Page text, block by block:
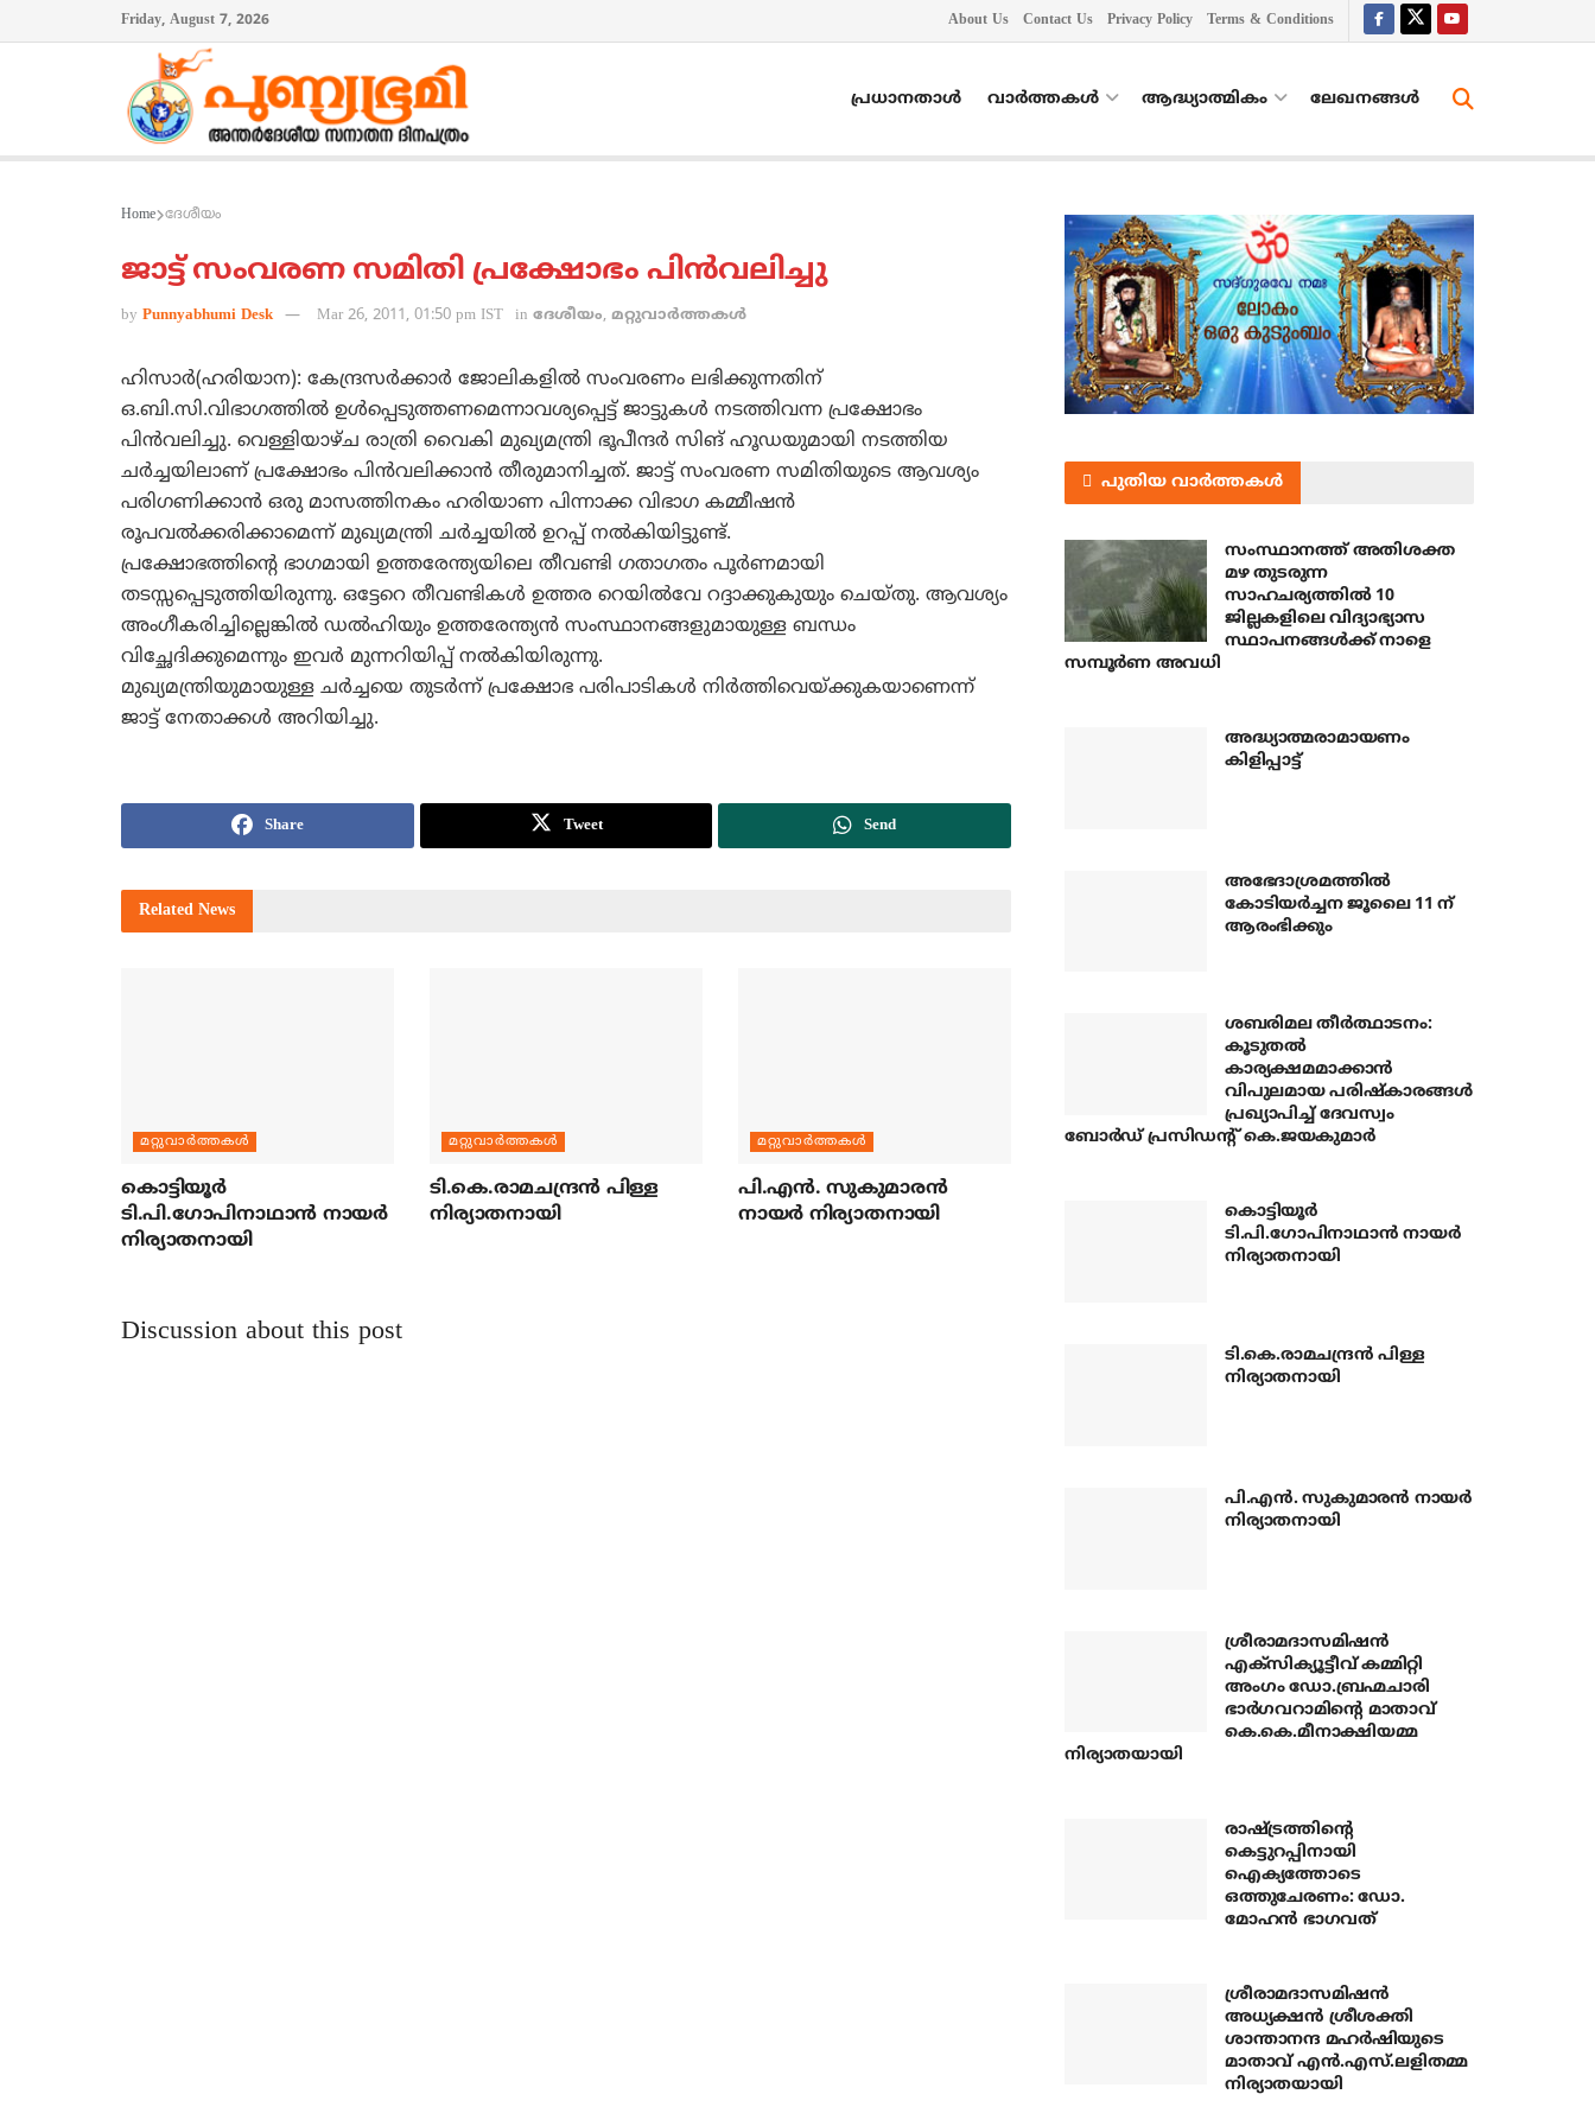
Friday, August 7, 2026 About Us Contact Us Privacy Policy Terms & Conditions
പ്രധാനതാൾ വാർത്തകൾ ആദ്ധ്യാത്മികം ലേഖനങ്ങള്‍
Home ദേശീയം
ജാട്ട് സംവരണ സമിതി പ്രക്ഷോഭം പിന്‍വലിച്ചു
by Punnyabhumi Desk Mar 26, 2011, 01:50 pm IST in ദേശീയം, മറ്റുവാര്‍ത്തകള്‍
ഹിസാര്‍(ഹരിയാന): കേന്ദ്രസര്‍ക്കാര്‍ ജോലികളില്‍ സംവരണം ലഭിക്കുന്നതിന്
ഒ.ബി.സി.വിഭാഗത്തില്‍ ഉള്‍പ്പെടുത്തണമെന്നാവശ്യപ്പെട്ട് ജാട്ടുകള്‍ നടത്തിവന്ന പ്രക്ഷോഭം
പിന്‍വലിച്ചു. വെള്ളിയാഴ്ച രാത്രി വൈകി മുഖ്യമന്ത്രി ഭൂപീന്ദര്‍ സിങ് ഹൂഡയുമായി നടത്തിയ
ചര്‍ച്ചയിലാണ് പ്രക്ഷോഭം പിന്‍വലിക്കാന്‍ തീരുമാനിച്ചത്. ജാട്ട് സംവരണ സമിതിയുടെ ആവശ്യം
പരിഗണിക്കാന്‍ ഒരു മാസത്തിനകം ഹരിയാണ പിന്നാക്ക വിഭാഗ കമ്മീഷന്‍
രൂപവല്‍ക്കരിക്കാമെന്ന് മുഖ്യമന്ത്രി ചര്‍ച്ചയില്‍ ഉറപ്പ് നല്‍കിയിട്ടുണ്ട്.
പ്രക്ഷോഭത്തിന്റെ ഭാഗമായി ഉത്തരേന്ത്യയിലെ തീവണ്ടി ഗതാഗതം പൂര്‍ണമായി
തടസ്സപ്പെടുത്തിയിരുന്നു. ഒട്ടേറെ തീവണ്ടികള്‍ ഉത്തര റെയില്‍വേ റദ്ദാക്കുകുയും ചെയ്തു. ആവശ്യം
അംഗീകരിച്ചില്ലെങ്കില്‍ ഡല്‍ഹിയും ഉത്തരേന്ത്യന്‍ സംസ്ഥാനങ്ങളുമായുള്ള ബന്ധം
വിച്ഛേദിക്കുമെന്നും ഇവര്‍ മുന്നറിയിപ്പ് നല്‍കിയിരുന്നു.
മുഖ്യമന്ത്രിയുമായുള്ള ചര്‍ച്ചയെ തുടര്‍ന്ന് പ്രക്ഷോഭ പരിപാടികള്‍ നിര്‍ത്തിവെയ്ക്കുകയാണെന്ന്
ജാട്ട് നേതാക്കള്‍ അറിയിച്ചു.
Share Tweet Send
Related News
മറ്റുവാര്‍ത്തകള്‍
കൊട്ടിയൂര്‍
ടി.പി.ഗോപിനാഥാന്‍ നായര്‍
നിര്യാതനായി
മറ്റുവാര്‍ത്തകള്‍
ടി.കെ.രാമചന്ദ്രന്‍ പിള്ള
നിര്യാതനായി
മറ്റുവാര്‍ത്തകള്‍
പി.എന്‍. സുകുമാരന്‍
നായര്‍ നിര്യാതനായി
Discussion about this post
പുതിയ വാർത്തകൾ
സംസ്ഥാനത്ത് അതിശക്ത
മഴ തുടരുന്ന
സാഹചര്യത്തിൽ 10
ജില്ലകളിലെ വിദ്യാഭ്യാസ
സ്ഥാപനങ്ങൾക്ക് നാളെ
സമ്പൂർണ അവധി
അദ്ധ്യാത്മരാമായണം
കിളിപ്പാട്ട്
അഭേദാശ്രമത്തില്‍
കോടിയര്‍ച്ചന ജൂലൈ 11 ന്
ആരംഭിക്കും
ശബരിമല തീര്‍ത്ഥാടനം:
കൂടുതല്‍
കാര്യക്ഷമമാക്കാന്‍
വിപുലമായ പരിഷ്‌കാരങ്ങള്‍
പ്രഖ്യാപിച്ച് ദേവസ്വം
ബോര്‍ഡ് പ്രസിഡന്റ് കെ.ജയകുമാര്‍
കൊട്ടിയൂര്‍
ടി.പി.ഗോപിനാഥാന്‍ നായര്‍
നിര്യാതനായി
ടി.കെ.രാമചന്ദ്രന്‍ പിള്ള
നിര്യാതനായി
പി.എന്‍. സുകുമാരന്‍ നായര്‍
നിര്യാതനായി
ശ്രീരാമദാസമിഷന്‍
എക്‌സിക്യൂട്ടീവ് കമ്മിറ്റി
അംഗം ഡോ.ബ്രഹ്മചാരി
ഭാര്‍ഗവറാമിന്റെ മാതാവ്
കെ.കെ.മീനാക്ഷിയമ്മ
നിര്യാതയായി
രാഷ്ട്രത്തിന്റെ
കെട്ടുറപ്പിനായി
ഐക്യത്തോടെ
ഒത്തുചേരണം: ഡോ.
മോഹന്‍ ഭാഗവത്
ശ്രീരാമദാസമിഷന്‍
അധ്യക്ഷന്‍ ശ്രീശക്തി
ശാന്താനന്ദ മഹര്‍ഷിയുടെ
മാതാവ് എന്‍.എസ്.ലളിതമ്മ
നിര്യാതയായി